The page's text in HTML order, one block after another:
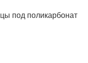
под поликарбонат